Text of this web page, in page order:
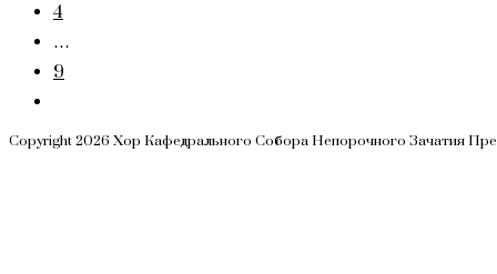
4
…
9
на
Copyright 2026 Хор Кафедрального Собора Непорочного Зачатия